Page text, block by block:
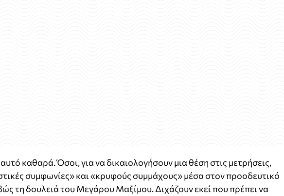
καθαρά. Όσοι, για να δικαιολογήσουν μια θέση στις μετρήσεις,
συμφωνίες» και «κρυφούς συμμάχους» μέσα στον προοδευτικό
τη δουλειά του Μεγάρου Μαξίμου. Διχάζουν εκεί που πρέπει να